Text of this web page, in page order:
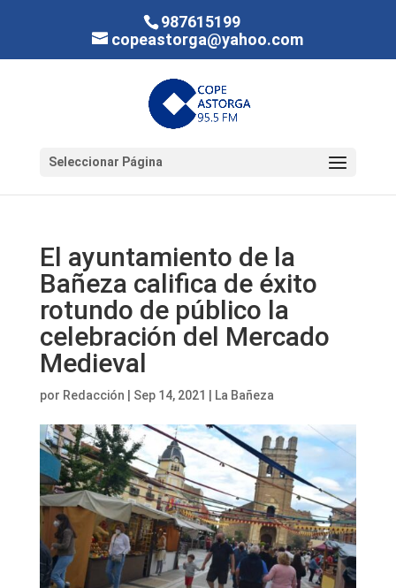
987615199
copeastorga@yahoo.com
Seleccionar Página
El ayuntamiento de la
Bañeza califica de éxito
rotundo de público la
celebración del Mercado
Medieval
por Redacción Sep 14, 2021 La Bañeza